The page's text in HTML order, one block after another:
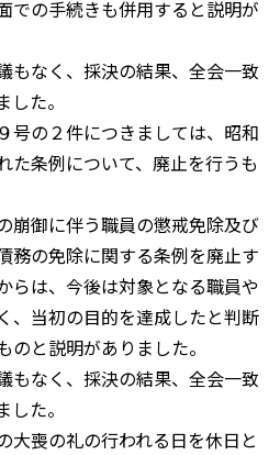
での手続きも併用すると説明が
もなく、採決の結果、全会一致
た。
号の２件につきましては、昭和
た条例について、廃止を行うも
崩御に伴う職員の懲戒免除及び
務の免除に関する条例を廃止す
らは、今後は対象となる職員や
、当初の目的を達成したと判断
と説明がありました。
もなく、採決の結果、全会一致
た。
大喪の礼の行われる日を休日と